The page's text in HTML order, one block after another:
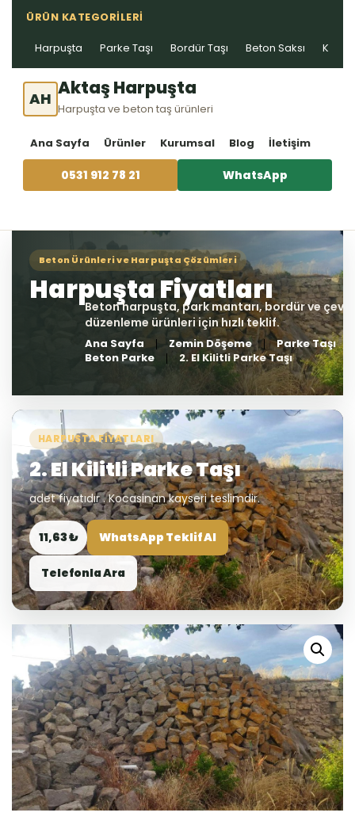
ÜRÜN KATEGORILERI
Harpuşta Parke Taşı Bordür Taşı Beton Saksı Kablo
AH Aktaş Harpuşta
Harpuşta ve beton taş ürünleri
Ana Sayfa Ürünler Kurumsal Blog İletişim
0531 912 78 21 WhatsApp
Ana Sayfa Zemin Döşeme
Parke Taşı
Beton Parke
2. El Kilitli Parke Taşı
HARPUSTA FIYATLARI
2. El Kilitli Parke Taşı
adet fiyatıdır . Kocasinan kayseri teslimdir.
11,63 ₺ WhatsApp Teklif Al
Telefonla Ara